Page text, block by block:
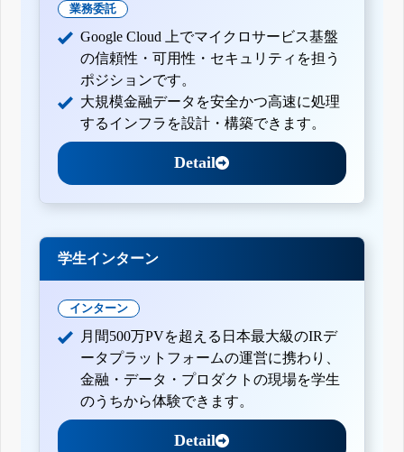
業務委託
Google Cloud 上でマイクロサービス基盤
の信頼性・可用性・セキュリティを担う
ポジションです。
大規模金融データを安全かつ高速に処理
するインフラを設計・構築できます。
Detail
学生インターン
インターン
月間500万PVを超える日本最大級のIRデ
ータプラットフォームの運営に携わり、
金融・データ・プロダクトの現場を学生
のうちから体験できます。
Detail